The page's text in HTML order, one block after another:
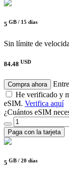
5 GB / 15 días
Sin límite de
84.48 USD
Compra ahora
He verificado y
eSIM. Verifica aquí
¿Cuántos eSIM
Paga con la tarjeta
5 GB / 20 días